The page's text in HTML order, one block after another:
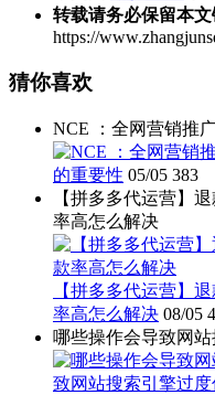
转载请务必保留本文
https://
猜你喜欢
NCE ：全网营销推
的重要性 05/05 383
【拼多多代运营】
率高怎么解决
【拼多多代运营】
率高怎么解决 08/05
哪些操作会导致网
致网站搜索引擎过